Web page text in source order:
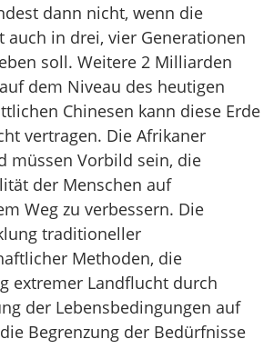
dann nicht, wenn die
auch in drei, vier Generationen
soll. Weitere 2 Milliarden
dem Niveau des heutigen
Chinesen kann diese Erde
vertragen. Die Afrikaner
müssen Vorbild sein, die
der Menschen auf
Weg zu verbessern. Die
traditioneller
Methoden, die
extremer Landflucht durch
der Lebensbedingungen auf
Begrenzung der Bedürfnisse